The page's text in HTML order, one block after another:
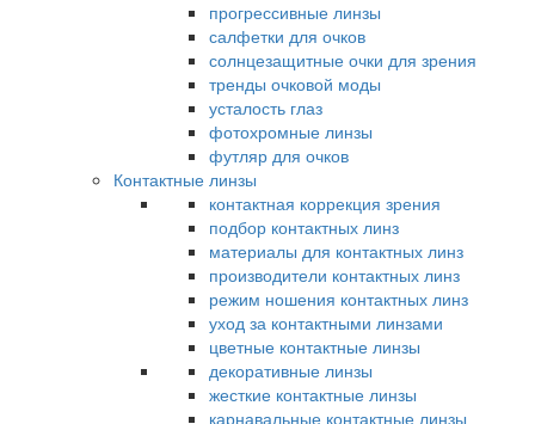
прогрессивные линзы
салфетки для очков
солнцезащитные очки для зрения
тренды очковой моды
усталость глаз
фотохромные линзы
футляр для очков
Контактные линзы
контактная коррекция зрения
подбор контактных линз
материалы для контактных линз
производители контактных линз
режим ношения контактных линз
уход за контактными линзами
цветные контактные линзы
декоративные линзы
жесткие контактные линзы
карнавальные контактные линзы